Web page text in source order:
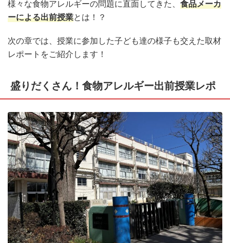
様々な食物アレルギーの問題に直面してきた、 食品メーカ
ーによる出前授業とは！？
次の章では、授業に参加した子ども達の様子も交えた取材
レポートをご紹介します！
盛りだくさん！食物アレルギー出前授業レポ